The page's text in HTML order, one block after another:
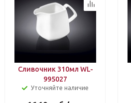
Сливочник 310мл WL-
995027
Уточняйте наличие